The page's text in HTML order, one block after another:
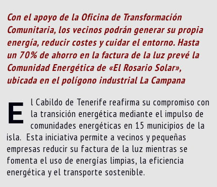
Con el apoyo de la Oficina de Transformación
Comunitaria, los vecinos podrán generar su propia
energía, reducir costes y cuidar el entorno. Hasta
un 70% de ahorro en la factura de la luz prevé la
Comunidad Energética de «El Rosario Solar»,
ubicada en el polígono industrial La Campana
E
l Cabildo de Tenerife reafirma su compromiso con
la transición energética mediante el impulso de
comunidades energéticas en 15 municipios de la
isla. Esta iniciativa permite a vecinos y pequeñas
empresas reducir su factura de la luz mientras se
fomenta el uso de energías limpias, la eficiencia
energética y el transporte sostenible.